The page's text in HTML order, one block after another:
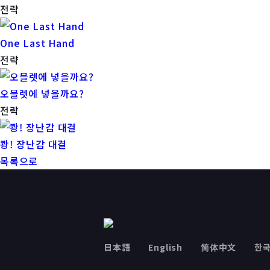
전략
One Last Hand
전략
오믈렛에 넣을까요?
전략
쾅! 장난감 대결
목록으로
日本語 English 简体中文 한